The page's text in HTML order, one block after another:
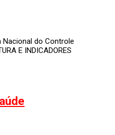
Nacional do Controle
E INDICADORES